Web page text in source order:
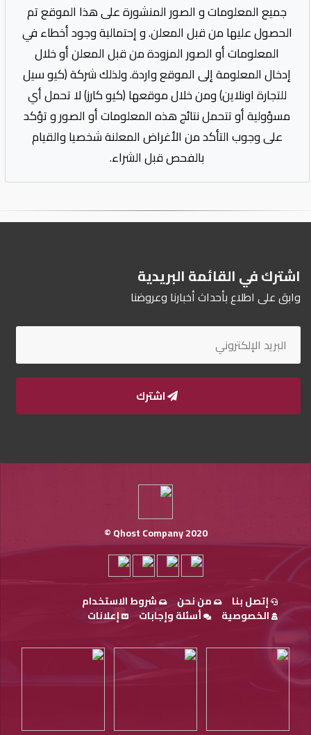
جميع المعلومات و الصور المنشورة على هذا الموقع تم
الحصول عليها من قبل المعلن. و إحتمالية وجود أخطاء في
المعلومات أو الصور المزودة من قبل المعلن أو خلال
إدخال المعلومة إلى الموقع واردة. ولذلك شركة (كيو سيل
للتجارة اونلاين) ومن خلال موقعها (كيو كارز) لا تحمل أي
مسؤولية أو تتحمل نتائج هذه المعلومات أو الصور و تؤكد
على وجوب التأكد من الأغراض المعلنة شخصيا والقيام
بالفحص قبل الشراء.
اشترك في القائمة البريدية
وابق على اطلاع بأحداث أخبارنا وعروضنا
اشترك
Qhost Company 2020 ©
إتصل بنا من نحن
شروط الاستخدام
الخصوصية
أسئلة وإجابات إعلانات